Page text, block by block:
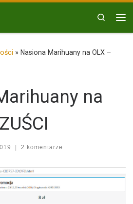
Search
» Nasiona Marihuany na OLX –
na
| 2 komentarze